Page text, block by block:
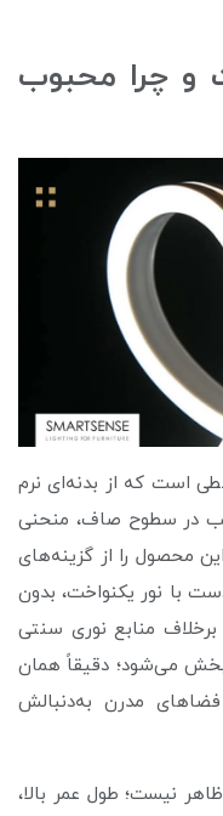
و چرا محبوب
خطی است که از بدنه‌ای نرم
در سطوح صاف، منحنی
محصول را از گزینه‌های
با نور یکنواخت، بدون
منابع نوری سنتی
پخش می‌شود؛ دقیقاً همان
مدرن به‌دنبالش
نیست؛ طول عمر بالا،